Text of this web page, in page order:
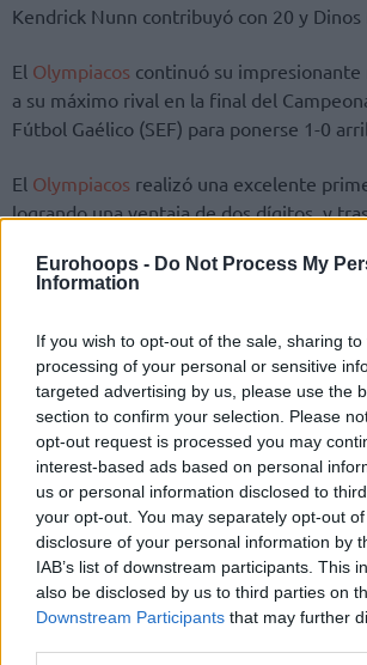
Eurohoops - Do Not Process My
Information
If you wish to opt-out of the sale, sharing
processing of your personal or sensitive
targeted advertising by us, please use the
section to confirm your selection. Please
opt-out request is processed you may
interest-based ads based on personal
us or personal information disclosed to
your opt-out. You may separately opt-out
disclosure of your personal information by
IAB’s list of downstream participants. This
also be disclosed by us to third parties on
Downstream Participants that may further
Kendrick Nunn contribuyó con 20 y Dinos
El Olympiacos continuó su
a su máximo rival en la final del
Fútbol Gaélico (SEF) para ponerse 1-0
El Olympiacos realizó una excelente
logrando una ventaja de dos dígitos, y